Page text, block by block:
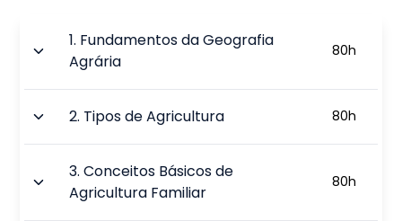
1. Fundamentos da Geografia
Agrária
80h
2. Tipos de Agricultura 80h
3.Conceitos Básicos de
Agricultura Familiar
80h